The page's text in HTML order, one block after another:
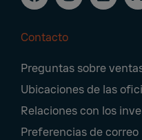
Navigation
Contacto
Preguntas sobre
Ubicaciones de las
Relaciones con los
Preferencias de correo